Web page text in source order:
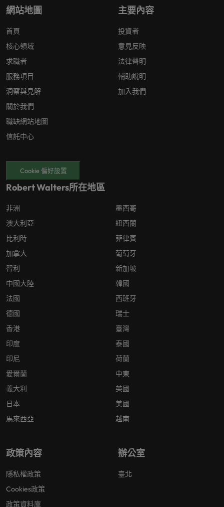
網站地圖
首頁
核心領域
求職者
服務項目
洞察與見解
關於我們
職缺網站地圖
信託中心
主要內容
投資者
意見反映
法律聲明
輔助說明
加入我們
Cookie 偏好設置
Robert Walters所在地區
非洲
澳大利亞
比利時
加拿大
智利
中國大陸
法國
德國
香港
印度
印尼
愛爾蘭
義大利
日本
馬來西亞
墨西哥
紐西蘭
菲律賓
葡萄牙
新加坡
韓國
西班牙
瑞士
臺灣
泰國
荷蘭
中東
英國
美國
越南
政策內容
隱私權政策
Cookies政策
政策資料庫
辦公室
臺北